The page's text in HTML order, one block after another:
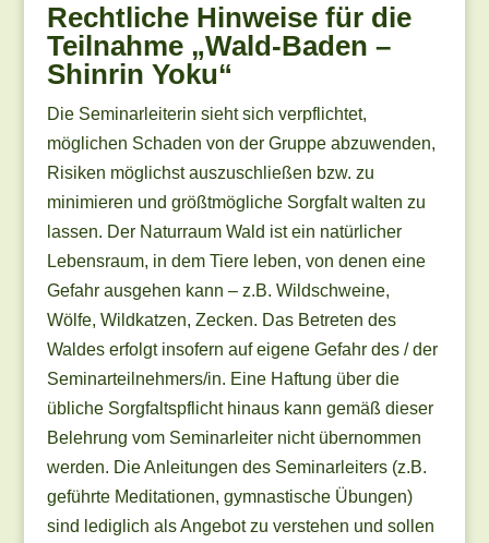
Rechtliche Hinweise für die
Teilnahme „Wald-Baden –
Shinrin Yoku“
Die Seminarleiterin sieht sich verpflichtet,
möglichen Schaden von der Gruppe abzuwenden,
Risiken möglichst auszuschließen bzw. zu
minimieren und größtmögliche Sorgfalt walten zu
lassen. Der Naturraum Wald ist ein natürlicher
Lebensraum, in dem Tiere leben, von denen eine
Gefahr ausgehen kann – z.B. Wildschweine,
Wölfe, Wildkatzen, Zecken. Das Betreten des
Waldes erfolgt insofern auf eigene Gefahr des / der
Seminarteilnehmers/in. Eine Haftung über die
übliche Sorgfaltspflicht hinaus kann gemäß dieser
Belehrung vom Seminarleiter nicht übernommen
werden. Die Anleitungen des Seminarleiters (z.B.
geführte Meditationen, gymnastische Übungen)
sind lediglich als Angebot zu verstehen und sollen